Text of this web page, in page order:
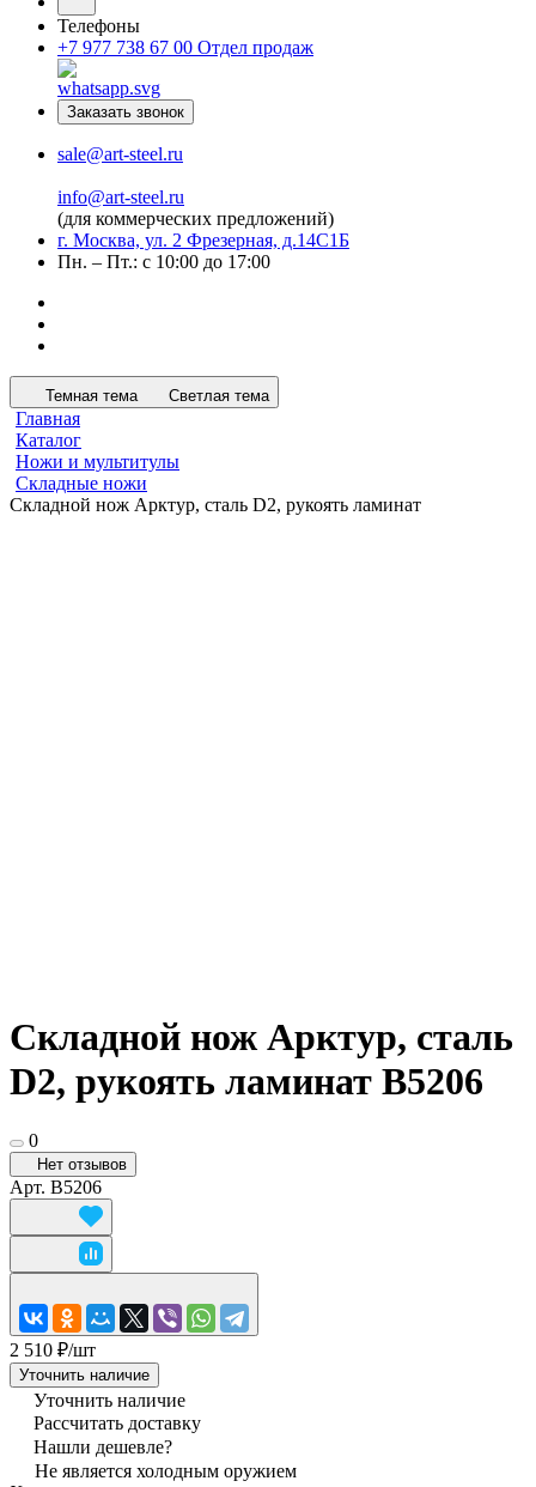
Телефоны
+7 977 738 67 00 Отдел продаж
Заказать звонок
sale@art-steel.ru
info@art-steel.ru
(для коммерческих предложений)
г. Москва, ул. 2 Фрезерная, д.14С1Б
Пн. – Пт.: с 10:00 до 17:00
Темная тема Светлая тема
Главная
Каталог
Ножи и мультитулы
Складные ножи
Складной нож Арктур, сталь D2, рукоять ламинат
Складной нож Арктур, сталь
D2, рукоять ламинат B5206
0
Нет отзывов
Арт. B5206
2 510 ₽/шт
Уточнить наличие
Уточнить наличие
Рассчитать доставку
Нашли дешевле?
Не является холодным оружием